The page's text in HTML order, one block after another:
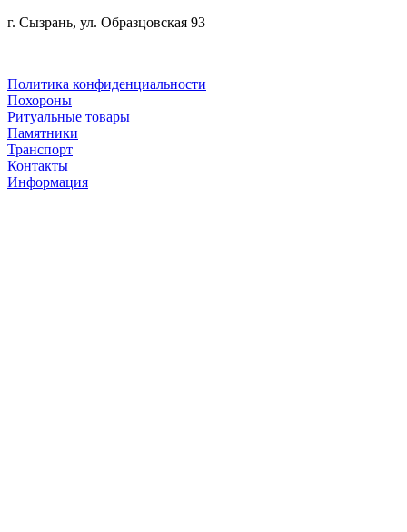
г. Сызрань, ул. Образцовская 93
Политика конфиденциальности
Похороны
Ритуальные товары
Памятники
Транспорт
Контакты
Информация